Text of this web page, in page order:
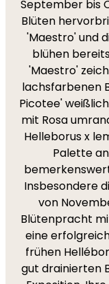
September bis
Blüten
'Maestro' und
blühen
'Maestro'
lachsfarbenen
Picotee'
mit Rosa
Helleborus x
Palette
Insbesondere
von
Blütenpracht
eine
frühen
gut drainierten